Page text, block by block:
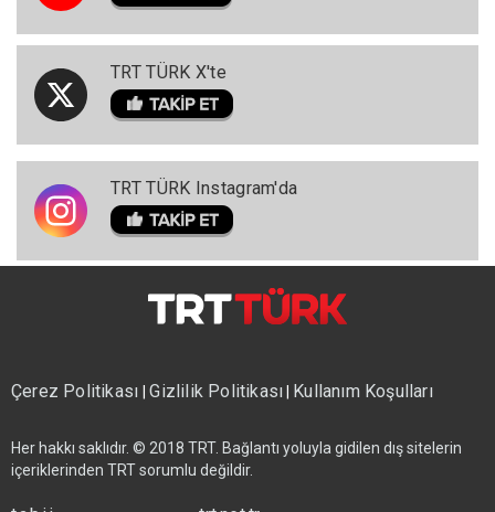
TRT TÜRK X'te
TRT TÜRK Instagram'da
Çerez Politikası|Gizlilik Politikası| Kullanım Koşulları
Her hakkı saklıdır. © 2018 TRT. Bağlantı yoluyla gidilen dış sitelerin
içeriklerinden TRT sorumlu değildir.